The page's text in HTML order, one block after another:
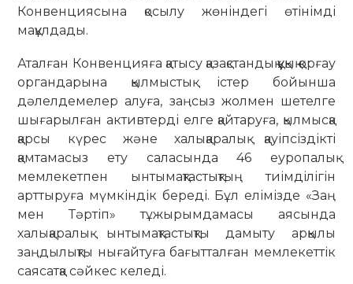
Конвенциясына қосылу жөніндегі өтінімді
мақұлдады.
Аталған Конвенцияға қатысу қазақстандық құқық қорғау
органдарына қылмыстық істер бойынша
дәлелдемелер алуға, заңсыз жолмен шетелге
шығарылған активтерді елге қайтаруға, қылмысқа
қарсы күрес және халықаралық қауіпсіздікті
қамтамасыз ету саласында 46 еуропалық
мемлекетпен ынтымақтастықтың тиімділігін
арттыруға мүмкіндік береді. Бұл елімізде «Заң
мен Тәртіп» тұжырымдамасы аясында
халықаралық ынтымақтастықты дамыту арқылы
заңдылықты нығайтуға бағытталған мемлекеттік
саясатқа сәйкес келеді.